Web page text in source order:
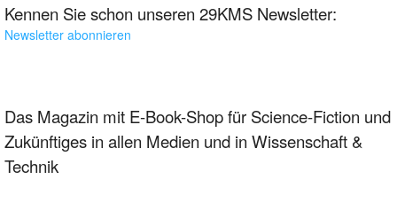
Kennen Sie schon unseren 29KMS Newsletter:
Newsletter abonnieren
Das Magazin mit E-Book-Shop für Science-Fiction und
Zukünftiges in allen Medien und in Wissenschaft &
Technik